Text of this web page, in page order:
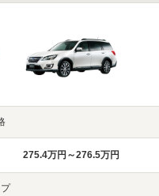
275.4万円～276.5万円